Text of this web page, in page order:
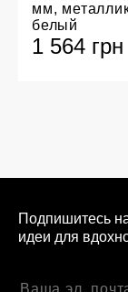
мм,
белый
1 564 грн
Подпишитесь
идеи для